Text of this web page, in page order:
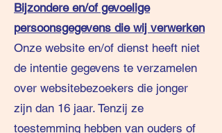
Bijzondere en/of gevoelige
persoonsgegevens die wij verwerken
Onze website en/of dienst heeft niet
de intentie gegevens te verzamelen
over websitebezoekers die jonger
zijn dan 16 jaar. Tenzij ze
toestemming hebben van ouders of